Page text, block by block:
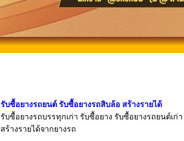
รับซื้อยางรถยนต์ รับซื้อยางรถสิบล้อ สร้างรายได้
รับซื้อยางรถบรรทุกเก่า รับซื้อยาง รับซื้อยางรถยนต์เก่า
สร้างรายได้จากยางรถ